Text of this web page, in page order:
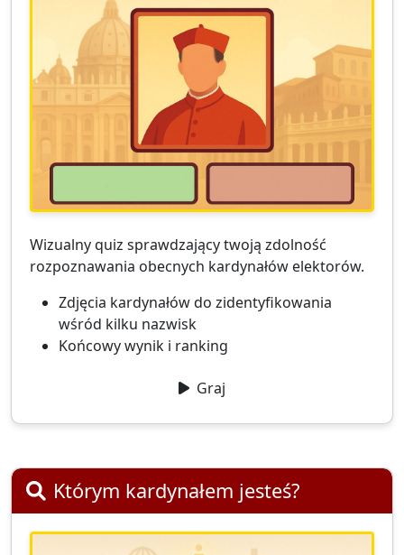
Wizualny quiz sprawdzający twoją zdolność
rozpoznawania obecnych kardynałów elektorów.
Zdjęcia kardynałów do zidentyfikowania
wśród kilku nazwisk
Końcowy wynik i ranking
Graj
Którym kardynałem jesteś?